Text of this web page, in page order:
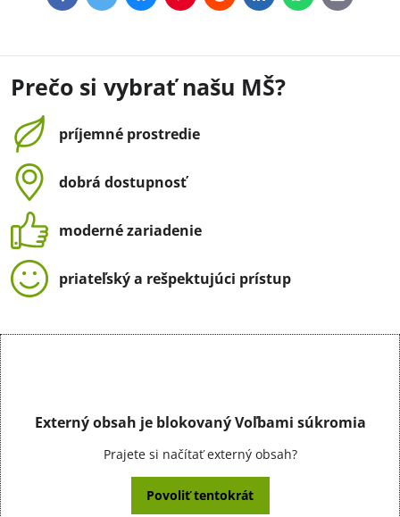
mail
Prečo si vybrať našu MŠ?
príjemné prostredie
dobrá dostupnosť
moderné zariadenie
priateľský a rešpektujúci prístup
Externý obsah je blokovaný Voľbami súkromia
Prajete si načítať externý obsah?
Povoliť tentokrát